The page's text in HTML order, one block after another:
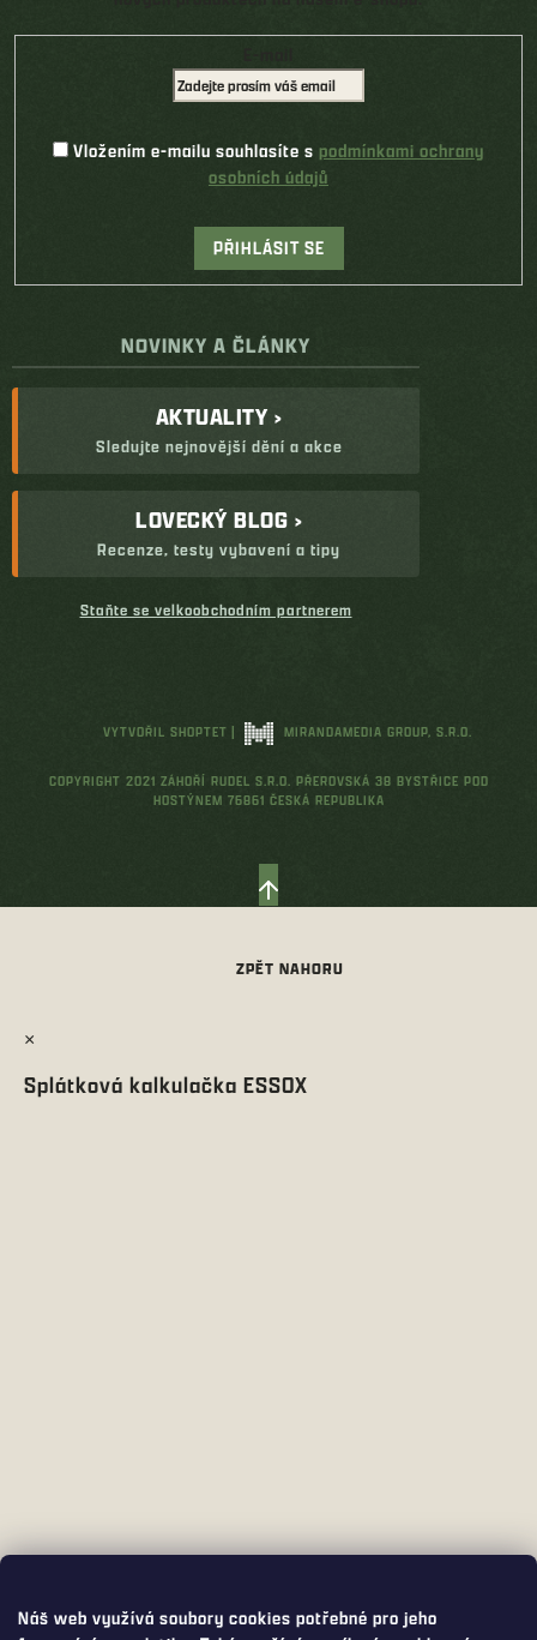
Náš web využívá soubory cookies potřebné pro jeho
Vložením e-mailu souhlasíte s podmínkami ochrany
osobních údajů
PŘIHLÁSIT SE
NOVINKY A ČLÁNKY
AKTUALITY ›
Sledujte nejnovější dění a akce
LOVECKÝ BLOG ›
Recenze, testy vybavení a tipy
Staňte se velkoobchodním partnerem
VYTVOŘIL SHOPTET | MIRANDAMEDIA GROUP, S.R.O.
COPYRIGHT 2021 ZÁHOŘÍ RUDEL S.R.O. PŘEROVSKÁ 38 BYSTŘICE POD
HOSTÝNEM 76861 ČESKÁ REPUBLIKA
×
Splátková kalkulačka ESSOX